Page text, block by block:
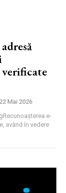
22 Mai 2026
e-
având în vedere